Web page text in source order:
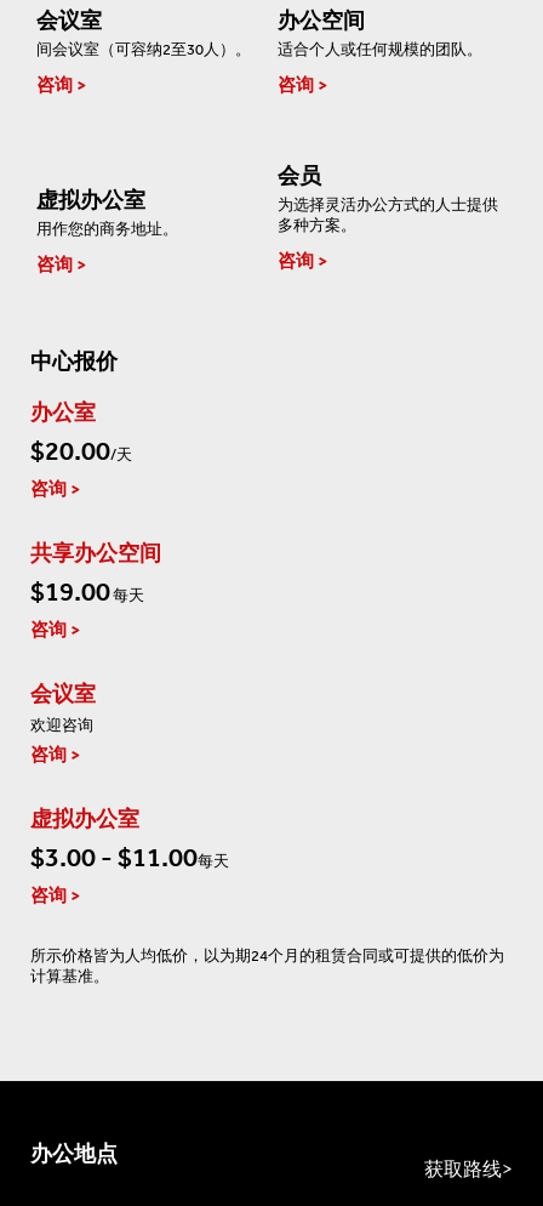
会议室
间会议室（可容纳2至30人）。
咨询
办公空间
适合个人或任何规模的团队。
咨询
虚拟办公室
用作您的商务地址。
咨询
会员
为选择灵活办公方式的人士提供
多种方案。
咨询
中心报价
办公室
$20.00/天
咨询
共享办公空间
$19.00每天
咨询
会议室
欢迎咨询
咨询
虚拟办公室
$3.00 - $11.00每天
咨询
所示价格皆为人均低价，以为期24个月的租赁合同或可提供的低价为
计算基准。
办公地点
获取路线